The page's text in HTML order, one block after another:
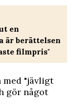
en
är berättelsen
filmpris"
med "jävligt
gör något